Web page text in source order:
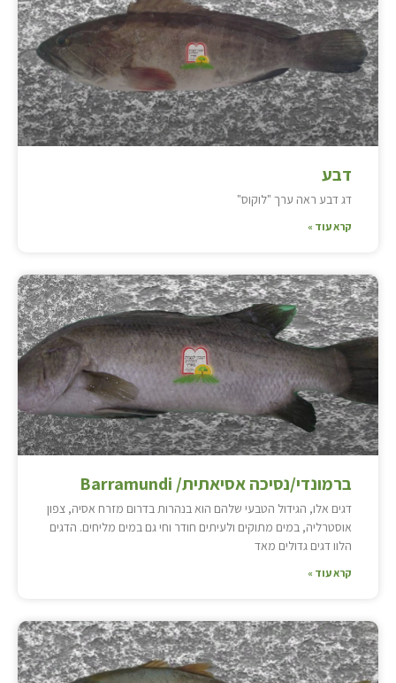
דבע
דג דבע ראה ערך "לוקוס"
קרא עוד »
ברמונדי/נסיכה אסיאתית/ Barramundi
דגים אלו, הגידול הטבעי שלהם הוא בנהרות בדרום מזרח אסיה, צפון
אוסטרליה, במים מתוקים ולעיתים חודר וחי גם במים מליחים. הדגים
הלוו דגים גדולים מאד
קרא עוד »